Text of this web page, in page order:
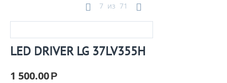
7 из 71
LED DRIVER LG 37LV355H
1 500.00Р